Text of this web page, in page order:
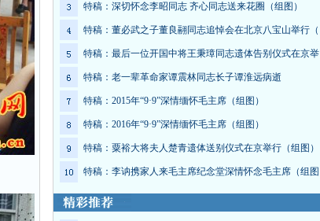
特稿：深切怀念李昭同志 齐心同志送来花圈（组图）
特稿：董必武之子董良翮同志追悼会在北京八宝山举行（
特稿：最后一位开国中将王秉璋同志遗体告别仪式在京举
特稿：老一辈革命家谭震林同志长子谭淮远病逝
特稿：2015年“9·9”深情缅怀毛主席（组图）
特稿：2016年“9·9”深情缅怀毛主席（组图）
特稿：粟裕大将夫人楚青遗体送别仪式在京举行（组图）
特稿：李讷携家人来毛主席纪念堂深情怀念毛主席（组图